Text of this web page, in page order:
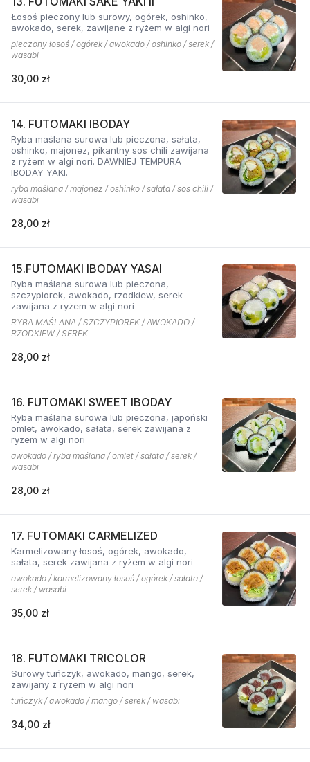
Łosoś pieczony lub surowy, ogórek, oshinko,
awokado, serek, zawijane z ryżem w algi nori
pieczony łosoś / ogórek / awokado / oshinko / serek /
wasabi
30,00 zł
14. FUTOMAKI IBODAY
Ryba maślana surowa lub pieczona, sałata,
oshinko, majonez, pikantny sos chili zawijana
z ryżem w algi nori. DAWNIEJ TEMPURA
IBODAY YAKI.
ryba maślana / majonez / oshinko / sałata / sos chili /
wasabi
28,00 zł
15.FUTOMAKI IBODAY YASAI
Ryba maślana surowa lub pieczona,
szczypiorek, awokado, rzodkiew, serek
zawijana z ryżem w algi nori
RYBA MAŚLANA / SZCZYPIOREK / AWOKADO /
RZODKIEW / SEREK
28,00 zł
16. FUTOMAKI SWEET IBODAY
Ryba maślana surowa lub pieczona, japoński
omlet, awokado, sałata, serek zawijana z
ryżem w algi nori
awokado / ryba maślana / omlet / sałata / serek /
wasabi
28,00 zł
17. FUTOMAKI CARMELIZED
Karmelizowany łosoś, ogórek, awokado,
sałata, serek zawijana z ryżem w algi nori
awokado / karmelizowany łosoś / ogórek / sałata /
serek / wasabi
35,00 zł
18. FUTOMAKI TRICOLOR
Surowy tuńczyk, awokado, mango, serek,
zawijany z ryżem w algi nori
tuńczyk / awokado / mango / serek / wasabi
34,00 zł